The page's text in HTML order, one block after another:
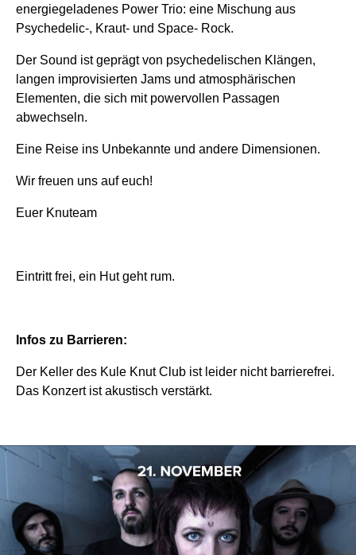
energiegeladenes Power Trio: eine Mischung aus
Psychedelic-, Kraut- und Space- Rock.
Der Sound ist geprägt von psychedelischen Klängen,
langen improvisierten Jams und atmosphärischen
Elementen, die sich mit powervollen Passagen
abwechseln.
Eine Reise ins Unbekannte und andere Dimensionen.
Wir freuen uns auf euch!
Euer Knuteam
Eintritt frei, ein Hut geht rum.
Infos zu Barrieren:
Der Keller des Kule Knut Club ist leider nicht barrierefrei.
Das Konzert ist akustisch verstärkt.